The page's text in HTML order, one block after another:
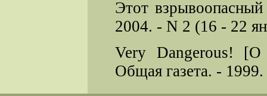
Этот
2004. - N 2 (16 - 22
Very Dangerous! [О
Общая газета. -